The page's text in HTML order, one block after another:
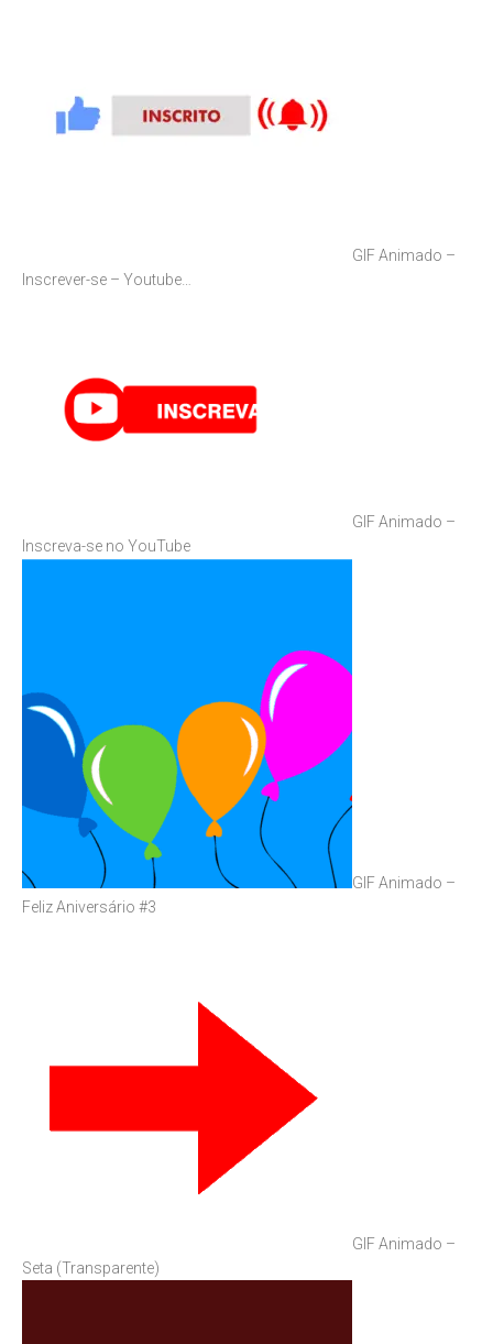
GIF Animado –
Inscrever-se – Youtube…
GIF Animado –
Inscreva-se no YouTube
GIF Animado –
Feliz Aniversário #3
GIF Animado –
Seta (Transparente)